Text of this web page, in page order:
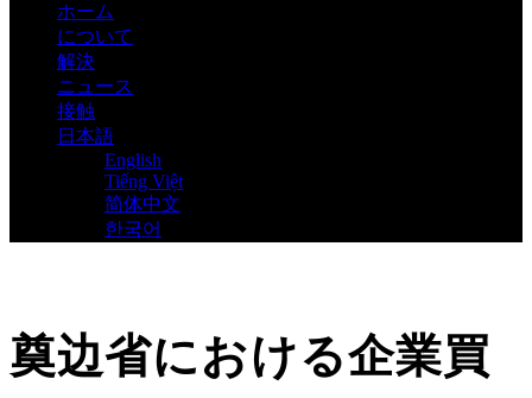
ホーム
について
解決
ニュース
接触
日本語
English
Tiếng Việt
简体中文
한국어
奠边省における企業買